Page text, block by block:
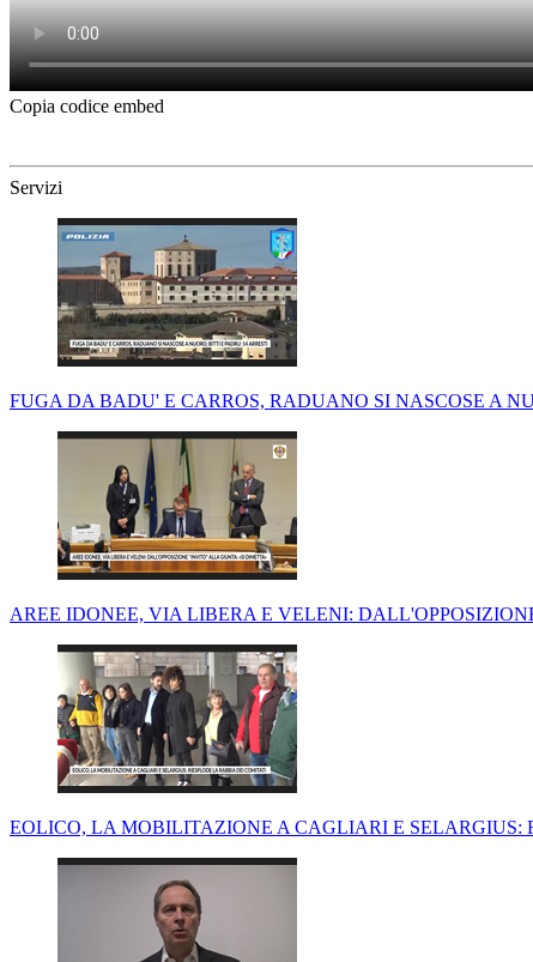
Copia codice embed
Servizi
FUGA DA BADU' E CARROS, RADUANO SI NASCOSE A
AREE IDONEE, VIA LIBERA E VELENI:
EOLICO, LA MOBILITAZIONE A CAGLIARI E SELARGIUS: